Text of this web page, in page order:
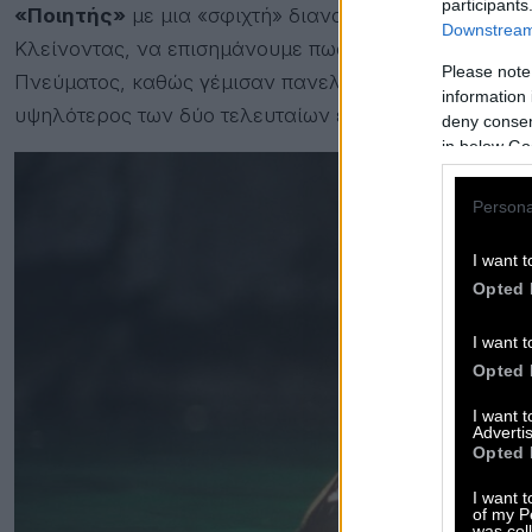
Please
information
deny
in below
I want
Opted
I want
Opted
I want
Opted
I want
of my
«Ποιητής» με μια «σφιχτή» διανομή δεκατεσσάρων
Κλείνοντας, να επισημάνουμε πως οι παραπάνω
Πνεύματος, καθώς γέμισαν πανελλαδικά 96.963
υψηλότερος των δύο τελευταίων ετών, αλλά όχι